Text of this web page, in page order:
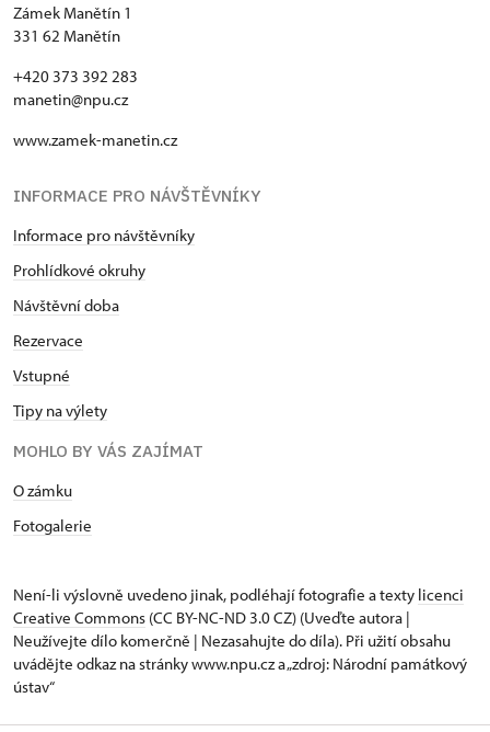
Zámek Manětín 1
331 62 Manětín
+420 373 392 283
manetin@npu.cz
www.zamek-manetin.cz
INFORMACE PRO NÁVŠTĚVNÍKY
Informace pro návštěvníky
Prohlídkové okruhy
Návštěvní doba
Rezervace
Vstupné
Tipy na výlety
MOHLO BY VÁS ZAJÍMAT
O zámku
Fotogalerie
Není-li výslovně uvedeno jinak, podléhají fotografie a texty licenci
Creative Commons (CC BY-NC-ND 3.0 CZ) (Uveďte autora |
Neužívejte dílo komerčně | Nezasahujte do díla). Při užití obsahu
uvádějte odkaz na stránky www.npu.cz a „zdroj: Národní památkový
ústav“